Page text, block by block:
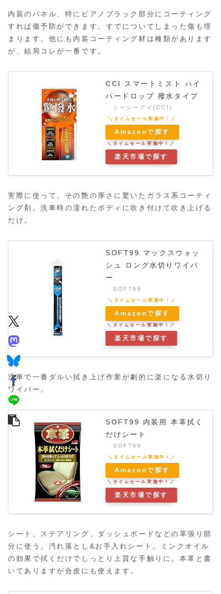
内装のパネル、特にピアノブラック部分にコーティング
すれば傷予防ができます。すでについてしまった傷も埋
まります。他にも内装コーティング材は種類があります
が、結局コレが一番です。
CCI スマートミスト ハイ
パードロップ 撥水タイプ
シーシーアイ(CCI)
Amazonで探す
楽天市場で探す
実際に使って、その艶の厚さに驚いたガラス系コーティ
ング剤。洗車時の濡れたボディに吹き付けて吹き上げる
だけ。
SOFT99 マックスウォッ
シュ ロング水切りワイパ
ー
SOFT99
Amazonで探す
楽天市場で探す
洗車で一番ダルい拭き上げ作業が劇的に楽になる水切り
ワイパー。
SOFT99 内装用 本革拭く
だけシート
SOFT99
Amazonで探す
楽天市場で探す
シート、ステアリング、ダッシュボードなどの革張り部
分に使う、汚れ落とし&お手入れシート。ミンクオイル
の効果で拭くだけでしっとり上質な手触りに。本革と書
いてありますが合皮にも使えます。